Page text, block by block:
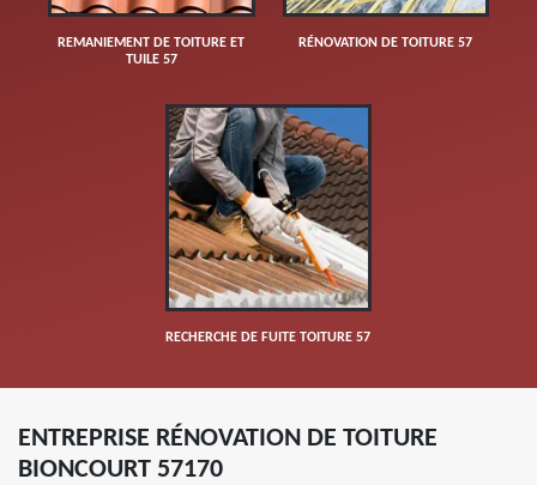
REMANIEMENT DE TOITURE ET
TUILE 57
RÉNOVATION DE TOITURE 57
RECHERCHE DE FUITE TOITURE 57
ENTREPRISE RÉNOVATION DE TOITURE
BIONCOURT 57170